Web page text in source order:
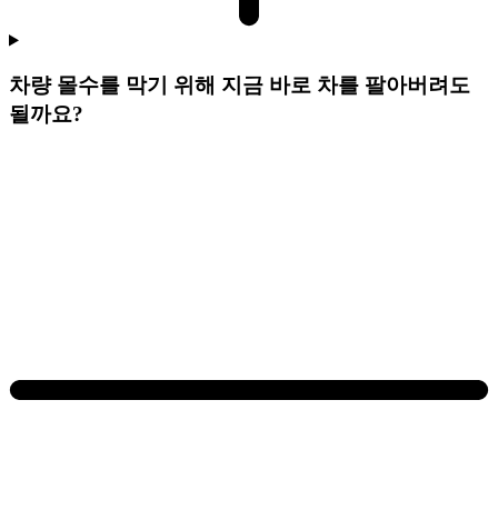
차량 몰수를 막기 위해 지금 바로 차를 팔아버려도
될까요?